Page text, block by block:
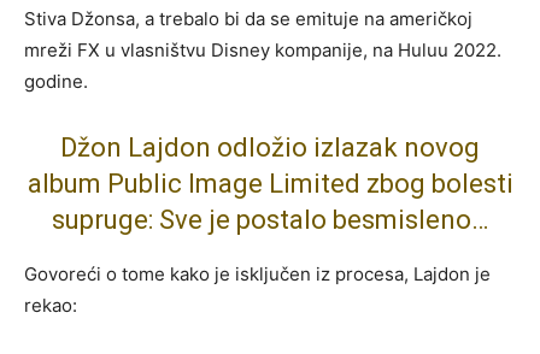
Stiva Džonsa, a trebalo bi da se emituje na američkoj
mreži FX u vlasništvu Disney kompanije, na Huluu 2022.
godine.
Džon Lajdon odložio izlazak novog
album Public Image Limited zbog bolesti
supruge: Sve je postalo besmisleno…
Govoreći o tome kako je isključen iz procesa, Lajdon je
rekao: